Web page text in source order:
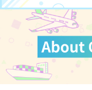
異世界に行ったので手
に職を持って生き延び
ます 1
白泉社
カート